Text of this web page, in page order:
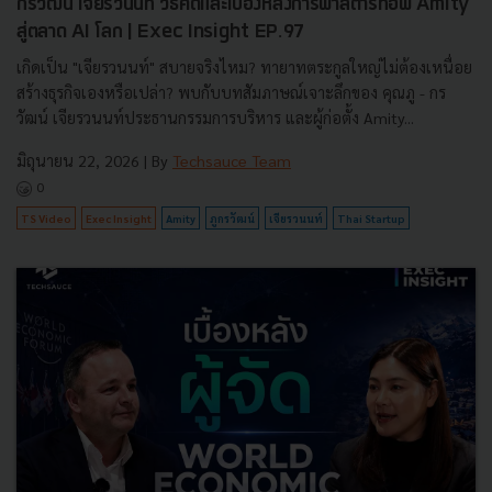
กรวัฒน์ เจียรวนนท์ วิธีคิดและเบื้องหลังการพาสตาร์ทอัพ Amity
สู่ตลาด AI โลก | Exec Insight EP.97
เกิดเป็น "เจียรวนนท์" สบายจริงไหม? ทายาทตระกูลใหญ่ไม่ต้องเหนื่อย
สร้างธุรกิจเองหรือเปล่า? พบกับบทสัมภาษณ์เจาะลึกของ คุณภู - กร
วัฒน์ เจียรวนนท์ประธานกรรมการบริหาร และผู้ก่อตั้ง Amity...
มิถุนายน 22, 2026 | By Techsauce Team
0
TS Video Exec Insight Amity ภูกรวัฒน์ เจียรวนนท์ Thai Startup